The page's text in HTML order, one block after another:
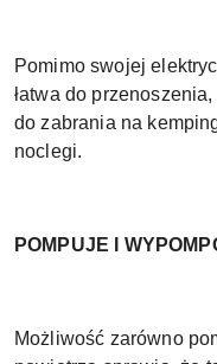
Pomimo swojej
łatwa do
do zabrania na
noclegi.
POMPUJE I
Możliwość zarówno